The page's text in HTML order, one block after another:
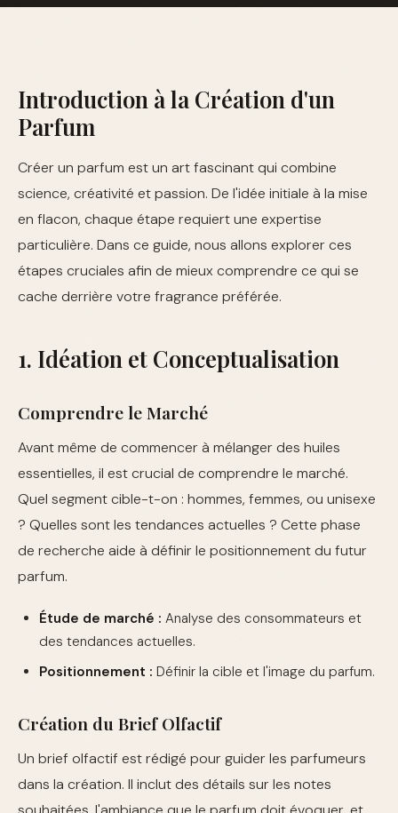
Introduction à la Création d'un
Parfum
Créer un parfum est un art fascinant qui combine
science, créativité et passion. De l'idée initiale à la mise
en flacon, chaque étape requiert une expertise
particulière. Dans ce guide, nous allons explorer ces
étapes cruciales afin de mieux comprendre ce qui se
cache derrière votre fragrance préférée.
1. Idéation et Conceptualisation
Comprendre le Marché
Avant même de commencer à mélanger des huiles
essentielles, il est crucial de comprendre le marché.
Quel segment cible-t-on : hommes, femmes, ou unisexe
? Quelles sont les tendances actuelles ? Cette phase
de recherche aide à définir le positionnement du futur
parfum.
Étude de marché : Analyse des consommateurs et
des tendances actuelles.
Positionnement : Définir la cible et l'image du parfum.
Création du Brief Olfactif
Un brief olfactif est rédigé pour guider les parfumeurs
dans la création. Il inclut des détails sur les notes